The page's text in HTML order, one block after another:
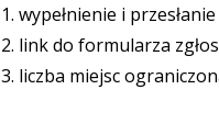
1. wypełnienie i
2. link do formularza
3. liczba miejsc